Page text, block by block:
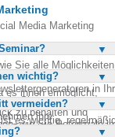
Media Marketing
Sie alle Möglichkeiten
können. Sie erfahren,
in
Sie transparent
zu behalten und
wie Sie Potenziale
wichtig?
es ihnen ermöglicht,
Online-Präsenz
ihre
Social Media
vermeiden?
es wichtig,
Sie verschiedene